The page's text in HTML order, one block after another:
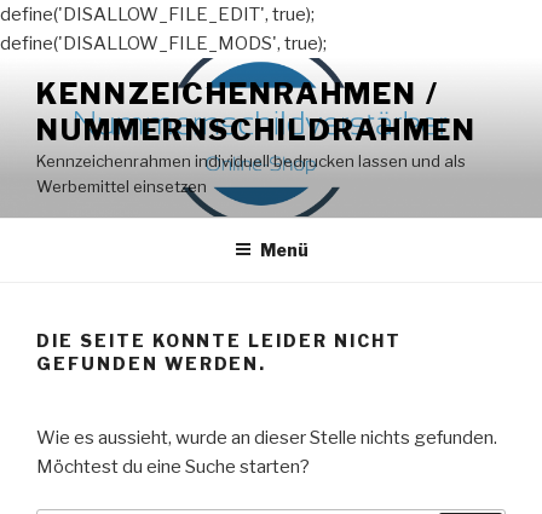
define('DISALLOW_FILE_EDIT', true);
define('DISALLOW_FILE_MODS', true);
Inhalt
springen
KENNZEICHENRAHMEN /
NUMMERNSCHILDRAHMEN
Kennzeichenrahmen individuell bedrucken lassen und als
Werbemittel einsetzen
Menü
DIE SEITE KONNTE LEIDER NICHT
GEFUNDEN WERDEN.
Wie es aussieht, wurde an dieser Stelle nichts gefunden.
Möchtest du eine Suche starten?